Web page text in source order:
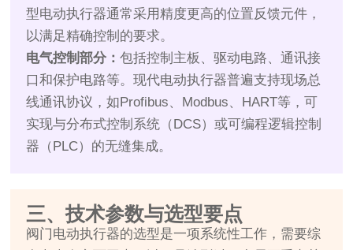
型电动执行器通常采用精度更高的位置反馈元件，
以满足精确控制的要求。
电气控制部分：包括控制主板、驱动电路、通讯接
口和保护电路等。现代电动执行器普遍支持现场总
线通讯协议，如Profibus、Modbus、HART等，可
实现与分布式控制系统（DCS）或可编程逻辑控制
器（PLC）的无缝集成。
三、技术参数与选型要点
阀门电动执行器的选型是一项系统性工作，需要综